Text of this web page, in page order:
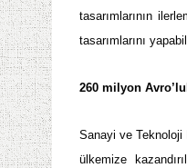
tasarımlarının
tasarımlarını
260 milyon
Sanayi ve Teknoloji
ülkemize